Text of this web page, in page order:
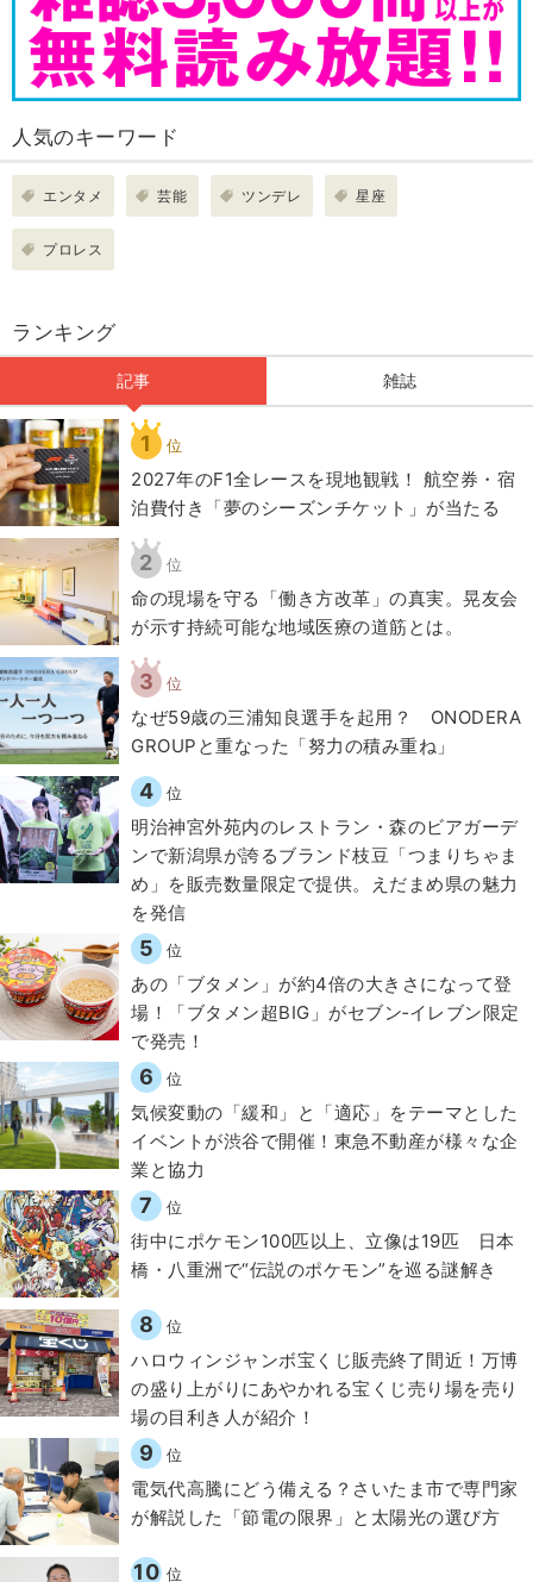
人気のキーワード
エンタメ 芸能 ツンデレ 星座
プロレス
ランキング
記事 雑誌
1 位
2027年のF1全レースを現地観戦！ 航空券・宿
泊費付き「夢のシーズンチケット」が当たる
2 位
​命の現場を守る「働き方改革」の真実。晃友会
が示す持続可能な地域医療の道筋とは。
3 位
なぜ59歳の三浦知良選手を起用？ ONODERA
GROUPと重なった「努力の積み重ね」
4 位
明治神宮外苑内のレストラン・森のビアガーデ
ンで新潟県が誇るブランド枝豆「つまりちゃま
め」を販売数量限定で提供。えだまめ県の魅力
を発信
5 位
あの「ブタメン」が約4倍の大きさになって登
場！「ブタメン超BIG」がセブン‐イレブン限定
で発売！
6 位
気候変動の「緩和」と「適応」をテーマとした
イベントが渋谷で開催！東急不動産が様々な企
業と協力
7 位
街中にポケモン100匹以上、立像は19匹 日本
橋・八重洲で“伝説のポケモン”を巡る謎解き
8 位
ハロウィンジャンボ宝くじ販売終了間近！万博
の盛り上がりにあやかれる宝くじ売り場を売り
場の目利き人が紹介！
9 位
電気代高騰にどう備える？さいたま市で専門家
が解説した「節電の限界」と太陽光の選び方
10 位